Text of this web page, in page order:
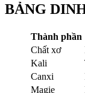
BẢNG
Thành phần
Chất xơ
Kali
Canxi
Magie